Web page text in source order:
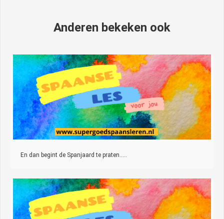
Anderen bekeken ook
En dan begint de Spanjaard te praten…..